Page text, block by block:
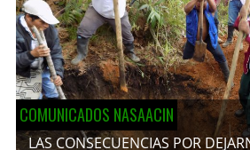
COMUNICADOS NASAACIN
LAS CONSECUENCIAS POR